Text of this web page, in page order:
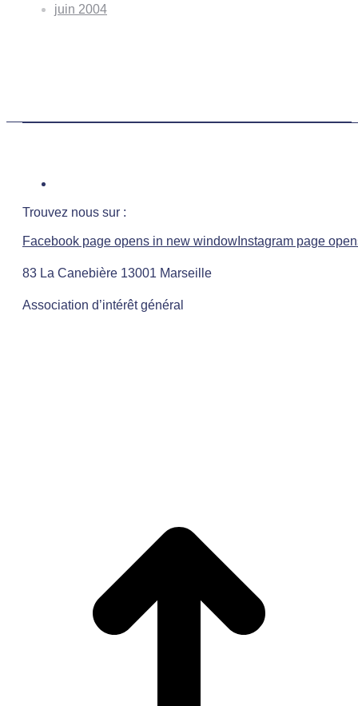
juin 2004
Trouvez nous sur :
Facebook page opens in new window Instagram page
83 La Canebière 13001 Marseille
Association d’intérêt général